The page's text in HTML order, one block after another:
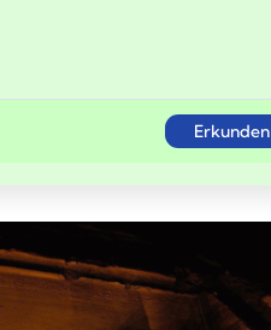
Erkunden